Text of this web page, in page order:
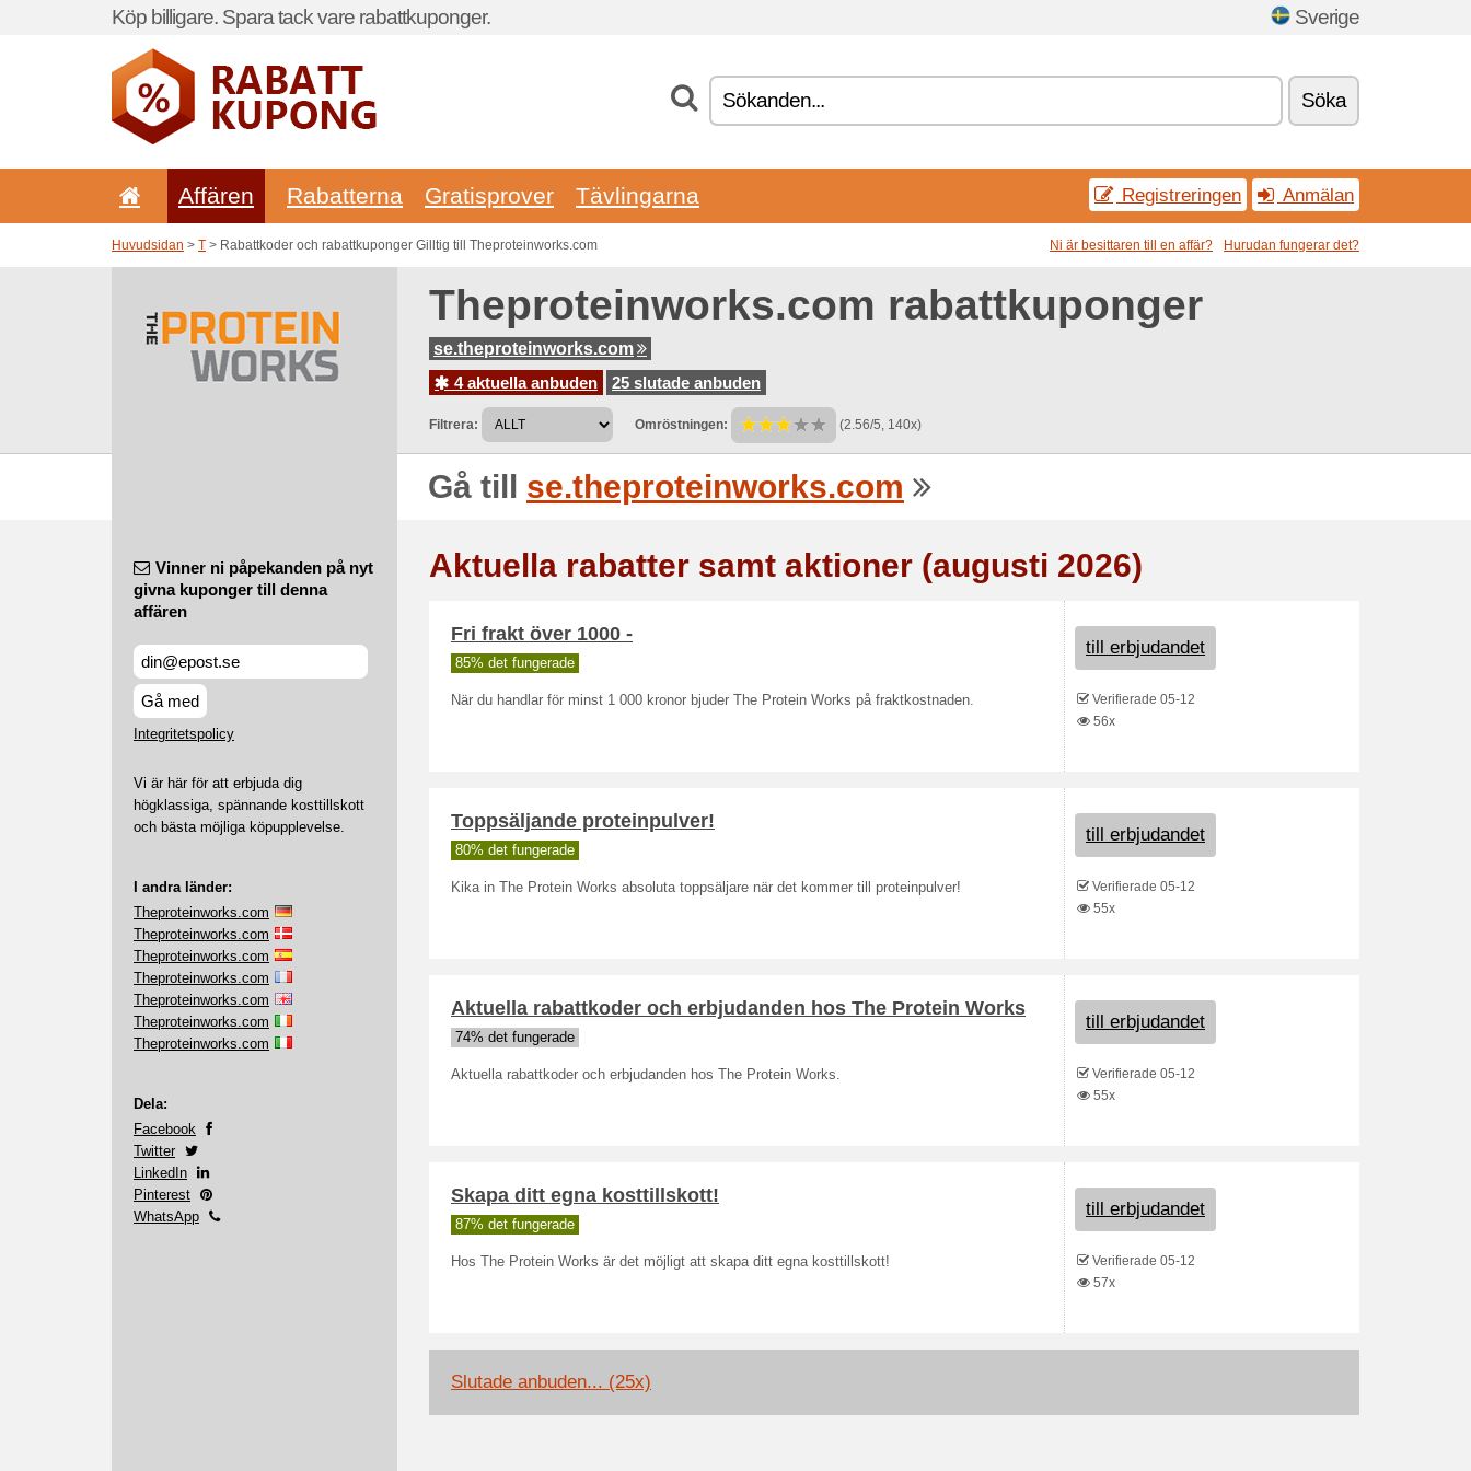
Köp billigare. Spara tack vare rabattkuponger. Sverige
Söka
Affären Rabatterna Gratisprover Tävlingarna Registreringen Anmälan
Huvudsidan > T > Rabattkoder och rabattkuponger Gilltig till Theproteinworks.com Ni är besittaren till en affär? Hurudan fungerar det?
Theproteinworks.com rabattkuponger
se.theproteinworks.com
4 aktuella anbuden
25 slutade anbuden
Filtrera: Omröstningen: (2.56/5, 140x)
Gå till se.theproteinworks.com
Vinner ni påpekanden på nyt
givna kuponger till denna
affären
Gå med
Integritetspolicy
Vi är här för att erbjuda dig
högklassiga, spännande kosttillskott
och bästa möjliga köpupplevelse.
I andra länder:
Theproteinworks.com
Theproteinworks.com
Theproteinworks.com
Theproteinworks.com
Theproteinworks.com
Theproteinworks.com
Theproteinworks.com
Dela:
Facebook
Twitter
LinkedIn
Pinterest
WhatsApp
Aktuella rabatter samt aktioner (augusti 2026)
Fri frakt över 1000 -
85% det fungerade
När du handlar för minst 1 000 kronor bjuder The Protein Works på fraktkostnaden.
till erbjudandet
Verifierade 05-12
56x
Toppsäljande proteinpulver!
80% det fungerade
Kika in The Protein Works absoluta toppsäljare när det kommer till proteinpulver!
till erbjudandet
Verifierade 05-12
55x
Aktuella rabattkoder och erbjudanden hos The Protein Works
74% det fungerade
Aktuella rabattkoder och erbjudanden hos The Protein Works.
till erbjudandet
Verifierade 05-12
55x
Skapa ditt egna kosttillskott!
87% det fungerade
Hos The Protein Works är det möjligt att skapa ditt egna kosttillskott!
till erbjudandet
Verifierade 05-12
57x
Slutade anbuden... (25x)